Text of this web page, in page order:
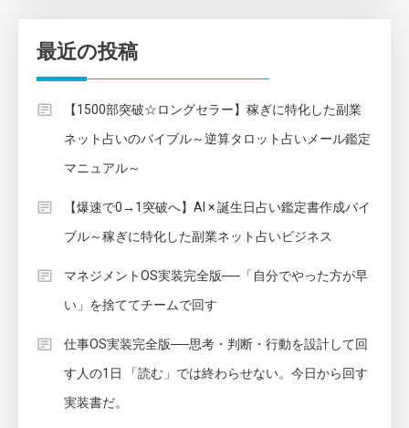
最近の投稿
【1500部突破☆ロングセラー】稼ぎに特化した副業
ネット占いのバイブル～逆算タロット占いメール鑑定
マニュアル～
【爆速で0→1突破へ】AI × 誕生日占い鑑定書作成バイ
ブル～稼ぎに特化した副業ネット占いビジネス
マネジメントOS実装完全版──「自分でやった方が早
い」を捨ててチームで回す
仕事OS実装完全版──思考・判断・行動を設計して回
す人の1日 「読む」では終わらせない。今日から回す
実装書だ。